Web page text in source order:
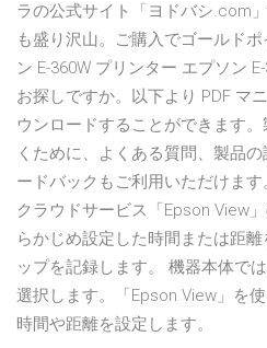
ラの公式サイト「ヨドバシ.com
も盛り沢山。ご購入でゴールド
ン E-360W プリンター エプソン
お探しですか。以下より PDF マ
ウンロードすることができます
くために、よくある質問、製品
ードバックもご利用いただけま
クラウドサービス「Epson View
らかじめ設定した時間または距
ップを記録します。 機器本体で
選択します。「Epson View」を
時間や距離を設定します。